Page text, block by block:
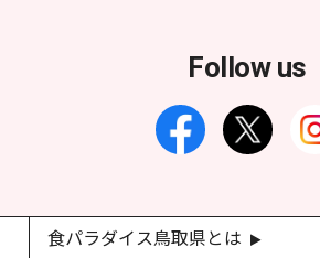
Follow us
食パラダイス鳥取県とは